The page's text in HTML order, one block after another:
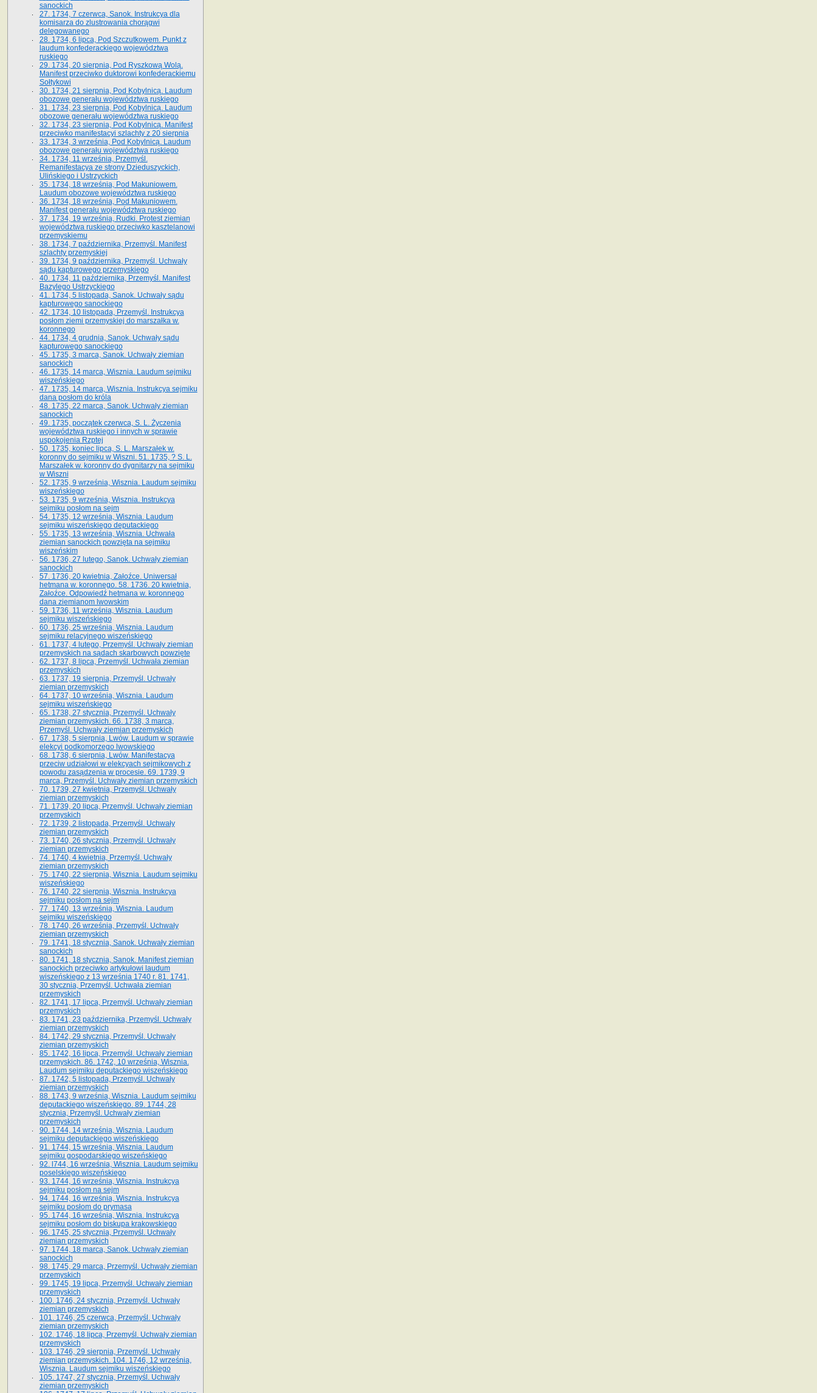
sanockich
27. 1734, 7 czerwca, Sanok. Instrukcya dla
komisarza do zlustrowania chorągwi
delegowanego
28. 1734, 6 lipca, Pod Szczutkowem. Punkt z
laudum konfederackiego województwa
ruskiego
29. 1734, 20 sierpnia, Pod Ryszkową Wolą.
Manifest przeciwko duktorowi konfederackiemu
Sołtykowi
30. 1734, 21 sierpnia, Pod Kobylnicą. Laudum
obozowe generału województwa ruskiego
31. 1734, 23 sierpnia, Pod Kobylnicą. Laudum
obozowe generału województwa ruskiego
32. 1734, 23 sierpnia, Pod Kobylnicą. Manifest
przeciwko manifestacyi szlachty z 20 sierpnia
33. 1734, 3 września, Pod Kobylnicą. Laudum
obozowe generału województwa ruskiego
34. 1734, 11 września, Przemyśl.
Remanifestacya ze strony Dzieduszyckich,
Ulińskiego i Ustrzyckich
35. 1734, 18 września, Pod Makuniowem.
Laudum obozowe województwa ruskiego
36. 1734, 18 września, Pod Makuniowem.
Manifest generału województwa ruskiego
37. 1734, 19 września, Rudki. Protest ziemian
województwa ruskiego przeciwko kasztelanowi
przemyskiemu
38. 1734, 7 października, Przemyśl. Manifest
szlachty przemyskiej
39. 1734, 9 października, Przemyśl. Uchwały
sądu kapturowego przemyskiego
40. 1734, 11 października, Przemyśl. Manifest
Bazylego Ustrzyckiego
41. 1734, 5 listopada, Sanok. Uchwały sądu
kapturowego sanockiego
42. 1734, 10 listopada, Przemyśl. Instrukcya
posłom ziemi przemyskiej do marszałka w.
koronnego
44. 1734, 4 grudnia, Sanok. Uchwały sądu
kapturowego sanockiego
45. 1735, 3 marca, Sanok. Uchwały ziemian
sanockich
46. 1735, 14 marca, Wisznia. Laudum sejmiku
wiszeńskiego
47. 1735, 14 marca, Wisznia. Instrukcya sejmiku
dana posłom do króla
48. 1735, 22 marca, Sanok. Uchwały ziemian
sanockich
49. 1735, początek czerwca, S. L. Życzenia
województwa ruskiego i innych w sprawie
uspokojenia Rzptej
50. 1735, koniec lipca, S. L. Marszałek w.
koronny do sejmiku w Wiszni. 51. 1735, ? S. L.
Marszałek w. koronny do dygnitarzy na sejmiku
w Wiszni
52. 1735, 9 września, Wisznia. Laudum sejmiku
wiszeńskiego
53. 1735, 9 września, Wisznia. Instrukcya
sejmiku posłom na sejm
54. 1735, 12 września, Wisznia. Laudum
sejmiku wiszeńskiego deputackiego
55. 1735, 13 września, Wisznia. Uchwała
ziemian sanockich powzięta na sejmiku
wiszeńskim
56. 1736, 27 lutego, Sanok. Uchwały ziemian
sanockich
57. 1736, 20 kwietnia, Załoźce. Uniwersał
hetmana w. koronnego. 58. 1736. 20 kwietnia,
Załoźce. Odpowiedź hetmana w. koronnego
dana ziemianom lwowskim
59. 1736, 11 września, Wisznia. Laudum
sejmiku wiszeńskiego
60. 1736, 25 września, Wisznia. Laudum
sejmiku relacyjnego wiszeńskiego
61. 1737, 4 lutego, Przemyśl. Uchwały ziemian
przemyskich na sądach skarbowych powzięte
62. 1737, 8 lipca, Przemyśl. Uchwała ziemian
przemyskich
63. 1737, 19 sierpnia, Przemyśl. Uchwały
ziemian przemyskich
64. 1737, 10 września, Wisznia. Laudum
sejmiku wiszeńskiego
65. 1738, 27 stycznia, Przemyśl. Uchwały
ziemian przemyskich­­. 66. 1738, 3 marca,
Przemyśl. Uchwały ziemian przemyskich­
67. 1738, 5 sierpnia, Lwów. Laudum w sprawie
elekcyi podkomorzego lwowskiego
68. 1738, 6 sierpnia, Lwów. Manifestacya
przeciw udziałowi w elekcyach sejmikowych z
powodu zasądzenia w procesie. 69. 1739, 9
marca, Przemyśl. Uchwały ziemian przemyskich
70. 1739, 27 kwietnia, Przemyśl. Uchwały
ziemian przemyskich
71. 1739, 20 lipca, Przemyśl. Uchwały ziemian
przemyskich
72. 1739, 2 listopada, Przemyśl. Uchwały
ziemian przemyskich
73. 1740, 26 stycznia, Przemyśl. Uchwały
ziemian przemyskich
74. 1740, 4 kwietnia, Przemyśl. Uchwały
ziemian przemyskich
75. 1740, 22 sierpnia, Wisznia. Laudum sejmiku
wiszeńskiego
76. 1740, 22 sierpnia, Wisznia. Instrukcya
sejmiku posłom na sejm
77. 1740, 13 września, Wisznia. Laudum
sejmiku wiszeńskiego
78. 1740, 26 września, Przemyśl. Uchwały
ziemian przemyskich
79. 1741, 18 stycznia, Sanok. Uchwały ziemian
sanockich
80. 1741, 18 stycznia, Sanok. Manifest ziemian
sanockich przeciwko artykułowi laudum
wiszeńskiego z 13 wrze­śnia 1740 r. 81. 1741,
30 stycznia, Przemyśl. Uchwała ziemian
przemyskich
82. 1741, 17 lipca, Przemyśl. Uchwały ziemian
przemyskich
83. 1741, 23 października, Przemyśl. Uchwały
ziemian przemyskich
84. 1742, 29 stycznia, Przemyśl. Uchwały
ziemian przemyskich
85. 1742, 16 lipca, Przemyśl. Uchwały ziemian
przemyskich. 86. 1742, 10 września, Wisznia.
Laudum sejmiku deputackiego wiszeńskiego
87. 1742, 5 listopada, Przemyśl. Uchwały
ziemian przemyskich
88. 1743, 9 września, Wisznia. Laudum sejmiku
deputackiego wiszeńskiego. 89. 1744, 28
stycznia, Przemyśl. Uchwały ziemian
przemyskich
90. 1744, 14 września, Wisznia. Laudum
sejmiku deputackiego wiszeńskiego
91. 1744, 15 września, Wisznia. Laudum
sejmiku gospodarskiego wiszeńskiego
92. l744, 16 września, Wisznia. Laudum sejmiku
poselskiego wiszeńskiego
93. 1744, 16 września, Wisznia. Instrukcya
sejmiku posłom na sejm
94. 1744, 16 września, Wisznia. Instrukcya
sejmiku posłom do prymasa
95. 1744, 16 września, Wisznia. Instrukcya
sejmiku posłom do biskupa krakowskiego
96. 1745, 25 stycznia, Przemyśl. Uchwały
ziemian przemyskich
97. 1744, 18 marca, Sanok. Uchwały ziemian
sanockich
98. 1745, 29 marca, Przemyśl. Uchwały ziemian
przemyskich
99. 1745, 19 lipca, Przemyśl. Uchwały ziemian
przemyskich
100. 1746, 24 stycznia, Przemyśl. Uchwały
ziemian przemyskich
101. 1746, 25 czerwca, Przemyśl. Uchwały
ziemian przemyskich
102. 1746, 18 lipca, Przemyśl. Uchwały ziemian
przemyskich
103. 1746, 29 sierpnia, Przemyśl. Uchwały
ziemian przemyskich. 104. 1746, 12 września,
Wisznia. Laudum sejmiku wiszeńskiego
105. 1747, 27 stycznia, Przemyśl. Uchwały
ziemian przemyskich